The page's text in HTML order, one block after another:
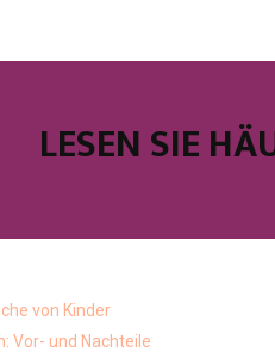
LESEN SIE
von Kinder
Vor- und Nachteile